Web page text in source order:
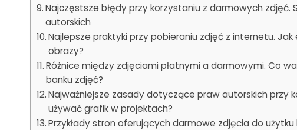
Najczęstsze błędy przy korzystaniu z darmowych zdjęć.
autorskich
Najlepsze praktyki przy pobieraniu zdjęć z internetu.
obrazy?
Różnice między zdjęciami płatnymi a darmowymi. Co
banku zdjęć?
Najważniejsze zasady dotyczące praw autorskich przy
używać grafik w projektach?
Przykłady stron oferujących darmowe zdjęcia do